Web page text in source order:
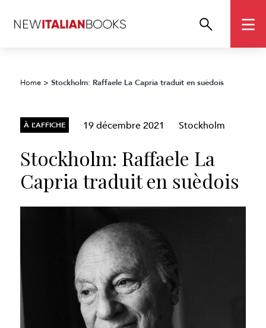
Home >Stockholm: Raffaele La Capria traduit en suèdois
À L’AFFICHE 19 décembre 2021 Stockholm
Stockholm: Raffaele La
Capria traduit en suèdois